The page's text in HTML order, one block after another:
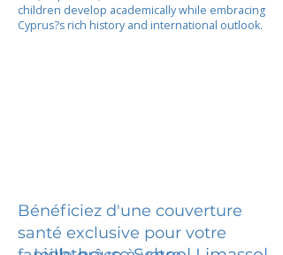
children develop academically while embracing
Cyprus?s rich history and international outlook.
Bénéficiez d'une couverture
santé exclusive pour votre